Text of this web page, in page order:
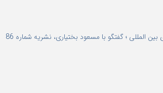
؛ گفتگو با مسعود بختیاری، نشریه شماره 86